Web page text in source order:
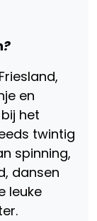
?
en
het
twintig
spinning,
dansen
leuke